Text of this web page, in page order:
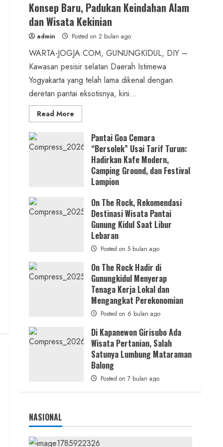
Pengajian Aparat Margosari
admin Posted on 11 jam ago
2 min read
Berita Jateng
Kebakaran Hanguskan Kantin dan
Gudang SD Negeri 1 Jerukan, Polsek
Juwangi Lakukan Olah TKP
Posted on 18 jam ago
Lomba Pengagungan Kalurahan
Balong: Merayakan HUT ke-81 RI
untuk Memperkokoh Persatuan dan
Posted on 19 jam ago
Konsep Baru, Padukan Keindahan Alam
dan Wisata Kekinian
admin Posted on 2 bulan ago
WARTA-JOGJA.COM, GUNUNGKIDUL, DIY –
Kawasan pesisir selatan Daerah Istimewa
Yogyakarta yang telah lama dikenal dengan
deretan pantai eksotisnya, kini...
Read More
more
THE
ROCK
Gunungkidul
Hadirkan
Konsep
Padukan
Wisata
Kekinian
Pantai Goa Cemara
“Bersolek” Usai Tarif Turun:
Hadirkan Kafe Modern,
Camping Ground, dan Festival
Lampion
On The Rock, Rekomendasi
Destinasi Wisata Pantai
Gunung Kidul Saat Libur
Lebaran
Posted on 5 bulan ago
On The Rock Hadir di
Gunungkidul Menyerap
Tenaga Kerja Lokal dan
Mengangkat Perekonomian
Posted on 6 bulan ago
Di Kapanewon Girisubo Ada
Wisata Pertanian, Salah
Satunya Lumbung Mataraman
Balong
Posted on 7 bulan ago
NASIONAL